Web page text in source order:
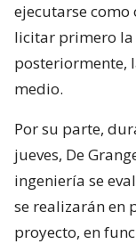
ejecutarse
licitar primero la
posteriormente,
medio.
Por su parte,
jueves, De
ingeniería se
se realizarán en
proyecto, en